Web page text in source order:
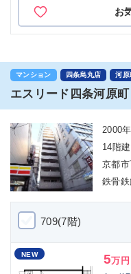
お
マンション 四条烏丸店 河原
エスリード四条河原町
2000
14階建
京都
鉄骨鉄
709(7階)
NEW 5万円